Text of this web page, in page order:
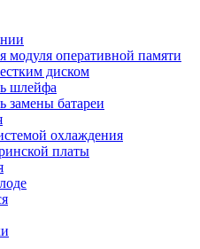
модуля оперативной памяти
диском
шлейфа
замены батареи
охлаждения
платы